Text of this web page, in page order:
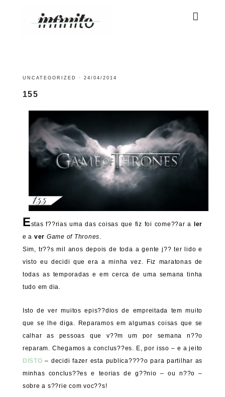
UNCATEGORIZED · 24/04/2014
155
Estas f??rias uma das coisas que fiz foi come??ar a ler
e a ver Game of Thrones
Sim, tr??s mil anos depois de toda a gente j?? ter lido e
visto eu decidi que era a minha vez. Fiz maratonas de
todas as temporadas e em cerca de uma semana tinha
tudo em dia.
Isto de ver muitos epis??dios de empreitada tem muito
que se lhe diga. Reparamos em algumas coisas que se
calhar as pessoas que v??m um por semana n??o
reparam. Chegamos a conclus??es. E, por isso – e a jeito
DISTO – decidi fazer esta publica????o para partilhar as
minhas conclus??es e teorias de g??nio – ou n??o –
sobre a s??rie com voc??s!